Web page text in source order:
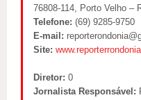
76808-114, Porto Velho –
Telefone: (69) 9285-9750
E-mail:
Site:
Diretor: 0
Jornalista Responsável: